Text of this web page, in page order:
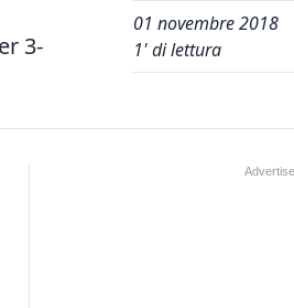
3-
01 novembre 2018
1' di lettura